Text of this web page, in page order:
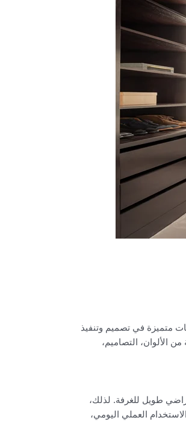
متميزة في تصميم وتنفيذ
الألوان، التصاميم،
طويل للغرفة. لذلك،
العملي اليومي،